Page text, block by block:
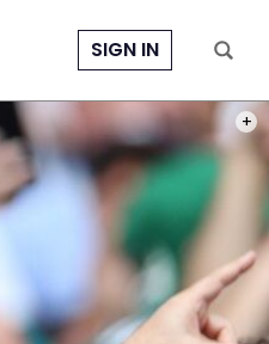
SIGN IN